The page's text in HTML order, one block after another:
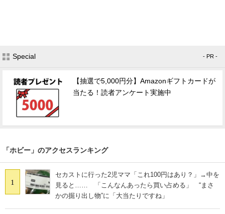
Special - PR -
【抽選で5,000円分】Amazonギフトカードが
当たる！読者アンケート実施中
「ホビー」のアクセスランキング
1
セカストに行った2児ママ「これ100円はあり？」→中を
見ると…… 「こんなんあったら買い占める」 “まさ
かの掘り出し物”に「大当たりですね」